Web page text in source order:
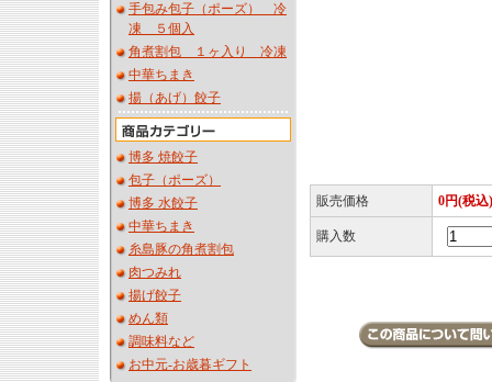
手包み包子（ポーズ） 冷
凍 ５個入
角煮割包 １ヶ入り 冷凍
中華ちまき
揚（あげ）餃子
博多 焼餃子
包子（ポーズ）
博多 水餃子
中華ちまき
糸島豚の角煮割包
肉つみれ
揚げ餃子
めん類
調味料など
お中元-お歳暮ギフト
販売価格 0円(税込)
購入数